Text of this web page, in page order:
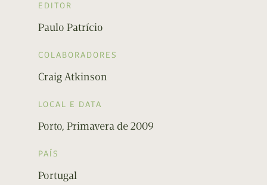
EDITOR
Paulo Patrício
COLABORADORES
Craig Atkinson
LOCAL E DATA
Porto, Primavera de 2009
PAÍS
Portugal